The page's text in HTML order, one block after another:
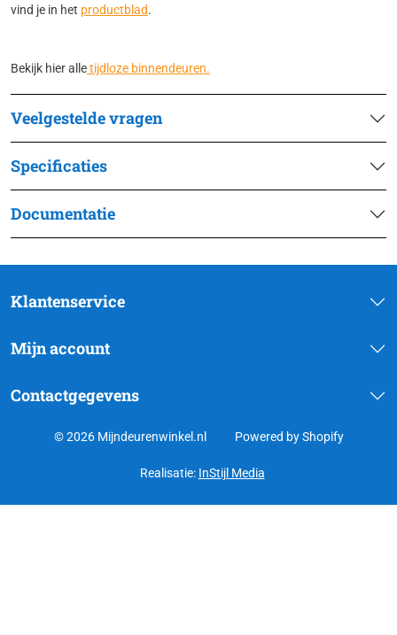
vind je in het productblad.
Bekijk hier alletijdloze binnendeuren.
Veelgestelde vragen
Specificaties
Documentatie
Klantenservice
Mijn account
Contactgegevens
© 2026 Mijndeurenwinkel.nl Powered by Shopify
Realisatie: InStijl Media